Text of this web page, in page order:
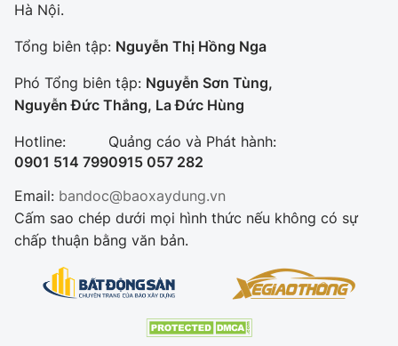
Hà Nội.
Tổng biên tập: Nguyễn Thị Hồng Nga
Phó Tổng biên tập: Nguyễn Sơn Tùng,
Nguyễn Đức Thắng, La Đức Hùng
Hotline:
0901 514 799
Quảng cáo và Phát hành:
0915 057 282
Email: bandoc@baoxaydung.vn
Cấm sao chép dưới mọi hình thức nếu không có sự
chấp thuận bằng văn bản.